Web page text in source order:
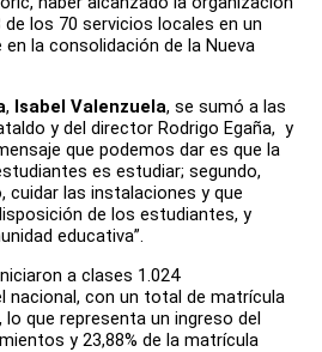
los 70 servicios locales en un
la consolidación de la Nueva
, Isabel Valenzuela, se sumó a las
y del director Rodrigo Egaña, y
que podemos dar es que la
es estudiar; segundo,
cuidar las instalaciones y que
de los estudiantes, y
educativa”.
a clases 1.024
nacional, con un total de matrícula
que representa un ingreso del
y 23,88% de la matrícula